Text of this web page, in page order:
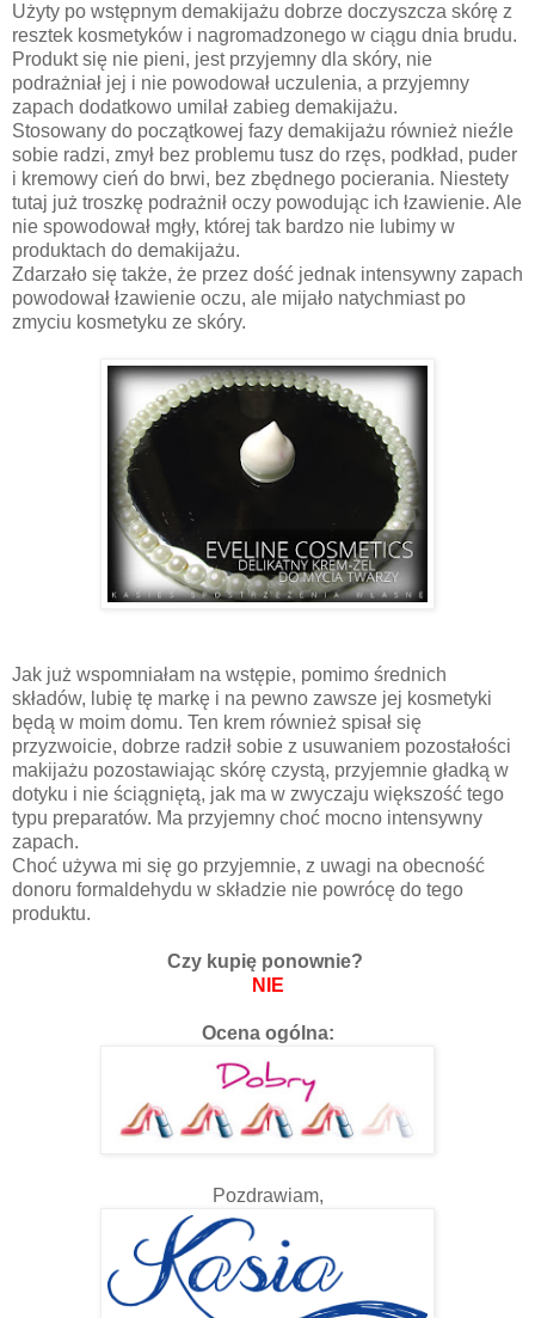
Użyty po wstępnym demakijażu dobrze doczyszcza skórę z
resztek kosmetyków i nagromadzonego w ciągu dnia brudu.
Produkt się nie pieni, jest przyjemny dla skóry, nie
podrażniał jej i nie powodował uczulenia, a przyjemny
zapach dodatkowo umilał zabieg demakijażu.
Stosowany do początkowej fazy demakijażu również nieźle
sobie radzi, zmył bez problemu tusz do rzęs, podkład, puder
i kremowy cień do brwi, bez zbędnego pocierania. Niestety
tutaj już troszkę podrażnił oczy powodując ich łzawienie. Ale
nie spowodował mgły, której tak bardzo nie lubimy w
produktach do demakijażu.
Zdarzało się także, że przez dość jednak intensywny zapach
powodował łzawienie oczu, ale mijało natychmiast po
zmyciu kosmetyku ze skóry.
Jak już wspomniałam na wstępie, pomimo średnich
składów, lubię tę markę i na pewno zawsze jej kosmetyki
będą w moim domu. Ten krem również spisał się
przyzwoicie, dobrze radził sobie z usuwaniem pozostałości
makijażu pozostawiając skórę czystą, przyjemnie gładką w
dotyku i nie ściągniętą, jak ma w zwyczaju większość tego
typu preparatów. Ma przyjemny choć mocno intensywny
zapach.
Choć używa mi się go przyjemnie, z uwagi na obecność
donoru formaldehydu w składzie nie powrócę do tego
produktu.
Czy kupię ponownie?
NIE
Ocena ogólna:
Pozdrawiam,